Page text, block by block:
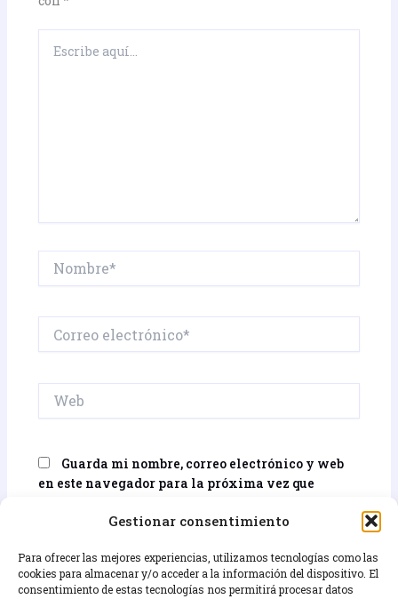
Gestionar consentimiento
Para ofrecer las mejores experiencias, utilizamos tecnologías como las
cookies para almacenar y/o acceder a la información del dispositivo. El
consentimiento de estas tecnologías nos permitirá procesar datos
aquí...
electrónico*
Guarda mi nombre, correo electrónico y web
en este navegador para la próxima vez que